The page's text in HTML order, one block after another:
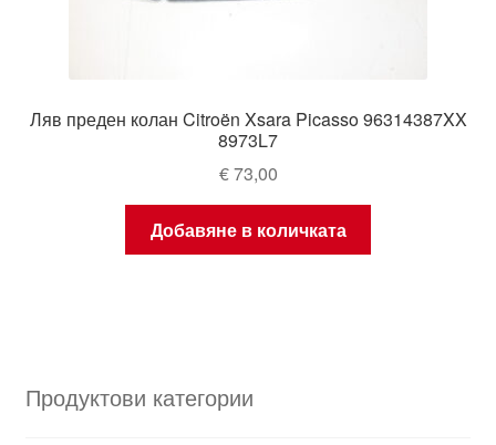
Ляв преден колан Citroën Xsara Picasso 96314387XX
8973L7
€73,00
Добавяне в количката
Продуктови категории